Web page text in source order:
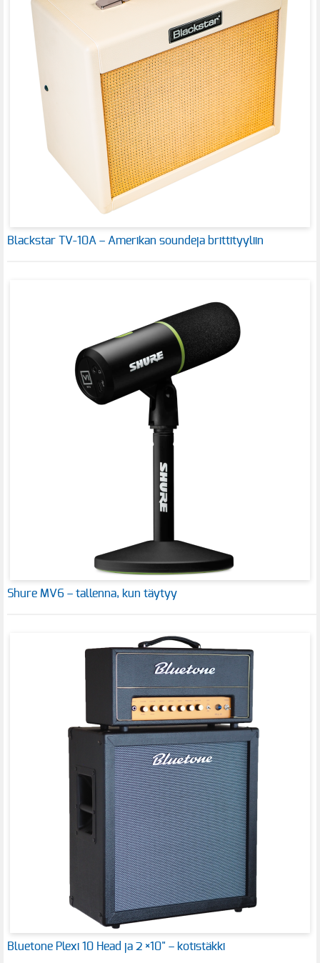
Blackstar TV-10A – Amerikan soundeja brittityyliin
Shure MV6 – tallenna, kun täytyy
Bluetone Plexi 10 Head ja 2 ×10" – kotistäkki